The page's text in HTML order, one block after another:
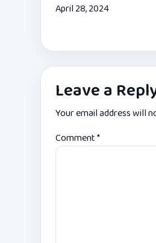
April 28, 2024
Leave a
Your email address will
Comment*